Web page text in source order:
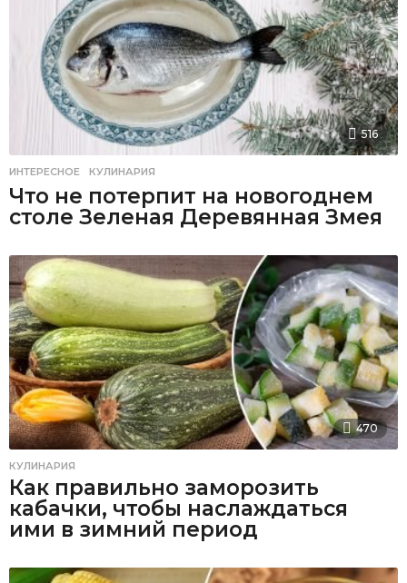
516
ИНТЕРЕСНОЕ ,КУЛИНАРИЯ
Что не потерпит на новогоднем
столе Зеленая Деревянная Змея
470
КУЛИНАРИЯ
Как правильно заморозить
кабачки, чтобы наслаждаться
ими в зимний период